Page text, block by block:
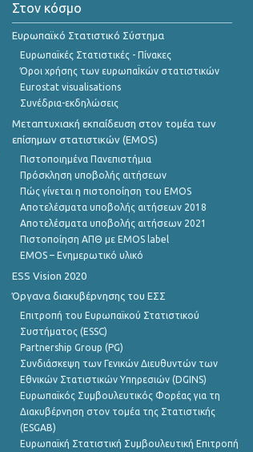
Στον κόσμο
Ευρωπαϊκό Στατιστικό Σύστημα
Ευρωπαϊκές Στατιστικές - Πίνακες
Όροι χρήσης των ευρωπαΪκών στατιστικών
Eurostat visualisations
Συνέδρια-εκδηλώσεις
Μεταπτυχιακή εκπαίδευση στον τομέα των
επίσημων στατιστικών (EMOS)
Πιστοποιημένα Πανεπιστήμια
Πρόσκληση υποβολής αιτήσεων
Πώς γίνεται η πιστοποίηση του EMOS
Αποτελέσματα υποβολής αιτήσεων 2018
Αποτελέσματα υποβολής αιτήσεων 2021
Πιστοποίηση ΑΠΘ με EMOS label
EMOS – Ενημερωτικό υλικό
ESS Vision 2020
Όργανα διακυβέρνησης του ΕΣΣ
Επιτροπή του Ευρωπαϊκού Στατιστικού
Συστήματος (ESSC)
Partnership Group (PG)
Συνδιάσκεψη των Γενικών Διευθυντών των
Εθνικών Στατιστικών Υπηρεσιών (DGINS)
Ευρωπαϊκός Συμβουλευτικός Φορέας για τη
Διακυβέρνηση στον τομέα της Στατιστικής
(ESGAB)
Ευρωπαϊκή Στατιστική Συμβουλευτική Επιτροπή